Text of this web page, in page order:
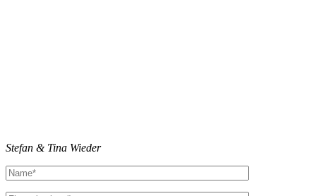
Stefan & Tina Wieder